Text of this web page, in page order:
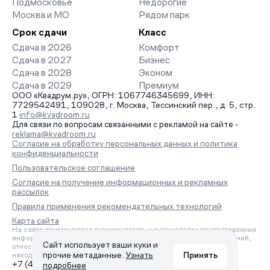
Подмосковье
Москва и МО
Недорогие
Рядом парк
Срок сдачи
Сдача в 2026
Сдача в 2027
Сдача в 2028
Сдача в 2029
Класс
Комфорт
Бизнес
Эконом
Премиум
ООО «Квадрум.ру», ОГРН: 1067746345699, ИНН:
7729542491, 109028, г. Москва, Тессинский пер., д. 5, стр.
1 info@kvadroom.ru
Для связи по вопросам связанными с рекламой на сайте -
reklama@kvadroom.ru
Согласие на обработку персональных данных и политика
конфиденциальности
Пользовательское соглашение
Согласие на получение информационных и рекламных
рассылок
Правила применения рекомендательных технологий
Карта сайта
На сайте применяются рекомендательные технологии предоставления
информации на основе сбора, систематизации и анализа сведений,
относящихся к предпочтениям пользователей сети «Интернет»,
находящихся на территории Российской Федерации.
+7 (495) 157-88-80
Сайт использует ваши куки и
прочие метаданные. Узнать
подробнее
Принять